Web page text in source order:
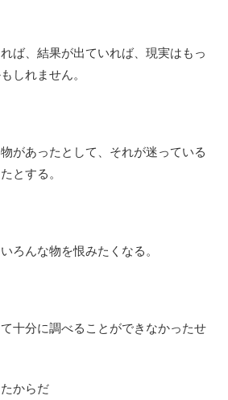
ば、結果が出ていれば、現実はもっ
しれません。
があったとして、それが迷っている
とする。
ろんな物を恨みたくなる。
十分に調べることができなかったせ
からだ